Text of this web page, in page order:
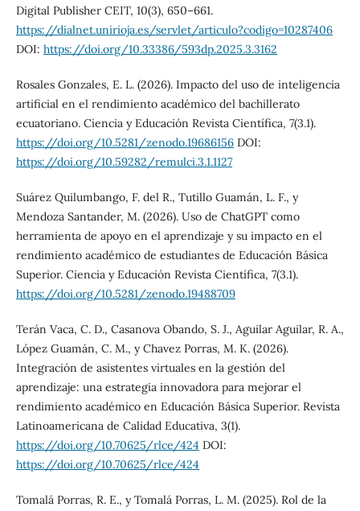
Digital Publisher CEIT, 10(3), 650–661.
https://dialnet.unirioja.es/servlet/articulo?codigo=10287406
DOI: https://doi.org/10.33386/593dp.2025.3.3162
Rosales Gonzales, E. L. (2026). Impacto del uso de inteligencia
artificial en el rendimiento académico del bachillerato
ecuatoriano. Ciencia y Educación Revista Científica, 7(3.1).
https://doi.org/10.5281/zenodo.19686156DOI:
https://doi.org/10.59282/remulci.3.1.1127
Suárez Quilumbango, F. del R., Tutillo Guamán, L. F., y
Mendoza Santander, M. (2026). Uso de ChatGPT como
herramienta de apoyo en el aprendizaje y su impacto en el
rendimiento académico de estudiantes de Educación Básica
Superior. Ciencia y Educación Revista Científica, 7(3.1).
https://doi.org/10.5281/zenodo.19488709
Terán Vaca, C. D., Casanova Obando, S. J., Aguilar Aguilar, R. A.,
López Guamán, C. M., y Chavez Porras, M. K. (2026).
Integración de asistentes virtuales en la gestión del
aprendizaje: una estrategia innovadora para mejorar el
rendimiento académico en Educación Básica Superior. Revista
Latinoamericana de Calidad Educativa, 3(1).
https://doi.org/10.70625/rlce/424 DOI:
https://doi.org/10.70625/rlce/424
Tomalá Porras, R. E., y Tomalá Porras, L. M. (2025). Rol de la